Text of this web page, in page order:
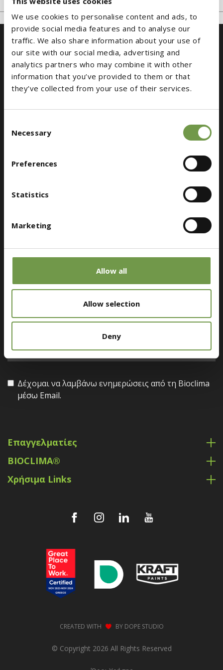
We use cookies to personalise content and ads, to
provide social media features and to analyse our
traffic. We also share information about your use of
our site with our social media, advertising and
analytics partners who may combine it with other
information that you’ve provided to them or that
they’ve collected from your use of their services.
Selection
Necessary
Preferences
Statistics
Marketing
Allow all
Allow selection
Deny
Ασπρόπυργος
bioclima@druckfarbengroup.com
(+30) 210 5519500
Βρείτε ένα κατάστημα κοντά σας
Μείνετε Ενημερωμένοι
Δέχομαι να λαμβάνω ενημερώσεις από τη Bioclima
μέσω Email.
Επαγγελματίες
BIOCLIMA®
Χρήσιμα Links
CREATED WITH BY DOPE STUDIO
© Copyright 2026 All Rights Reserved